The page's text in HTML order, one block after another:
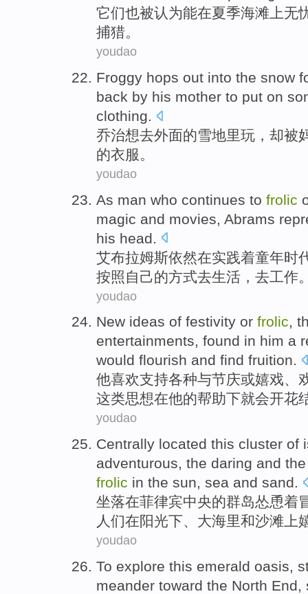
它们也被认为能在夏季海滩上无
捕猎。
youdao
Froggy hops out into the snow
back by his mother to put on
clothing.
乔治想去外面的雪地里玩 ， 却被
的衣服。
youdao
As man who continues to frolic
magic and movies Abrams
his head.
艾布拉姆斯依然在实践着童年时
按照 自己的方式去生活 ，去工作
youdao
New ideas of festivity or frolic,
entertainments, found in him a
would flourish and find fruition.
他喜欢支持各种与节庆或嬉戏、
这类思想在他的帮助下就会开花
youdao
Centrally located this cluster of
adventurous, the daring and
frolic in the sun, sea and sand.
坐落在菲律宾中央的群岛怂恿着
人们在阳光下、 大海里和沙滩上
youdao
To explore this emerald oasis,
meander toward the North End,